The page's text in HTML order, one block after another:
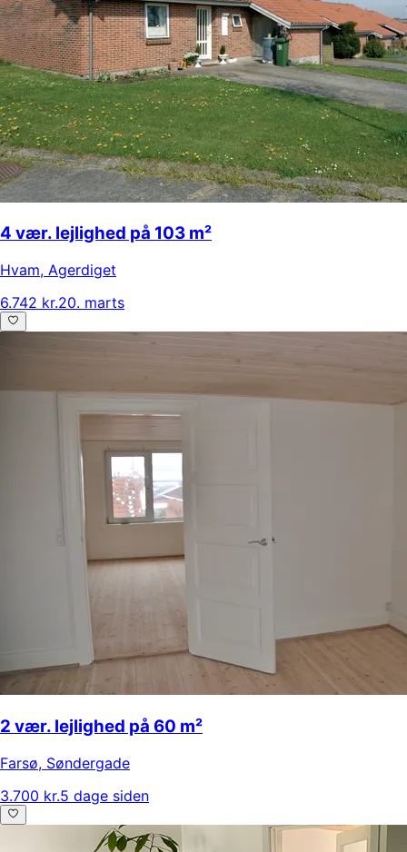
4 vær. lejlighed på 103 m²
Hvam, Agerdiget
6.742 kr.20. marts
2 vær. lejlighed på 60 m²
Farsø, Søndergade
3.700 kr.5 dage siden